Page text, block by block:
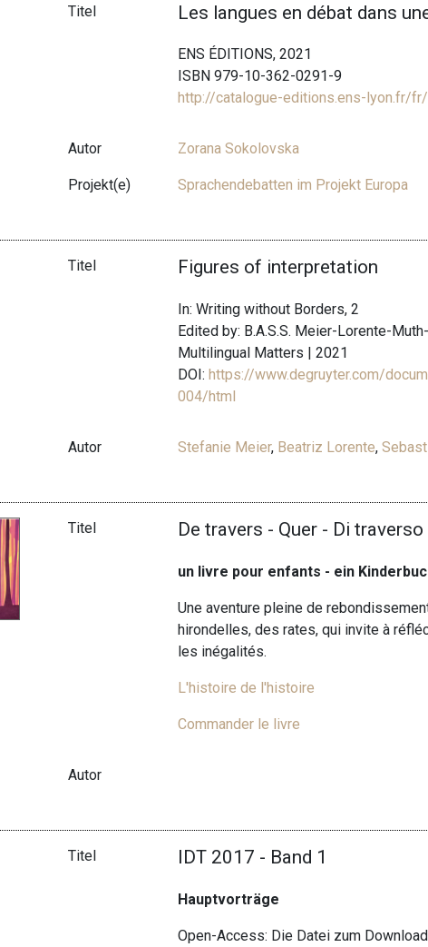
Titel Les langues en débat dans
ENS ÉDITIONS, 2021
ISBN 979-10-362-0291-9
http://catalogue-editions.ens-lyon.fr/
Autor Zorana Sokolovska
Projekt(e) Sprachendebatten im Projekt Europa
Titel Figures of interpretation
In: Writing without Borders, 2
Edited by: B.A.S.S. Meier-Lorente-
Multilingual Matters | 2021
DOI: https://www.degruyter.com/
004/html
Autor Stefanie Meier, Beatriz Lorente,
Titel De travers - Quer - Di traverso
un livre pour enfants - ein
Une aventure pleine de
hirondelles, des rates, qui invite à
les inégalités.
L'histoire de l'histoire
Commander le livre
Autor
Titel IDT 2017 - Band 1
Hauptvorträge
Open-Access: Die Datei zum